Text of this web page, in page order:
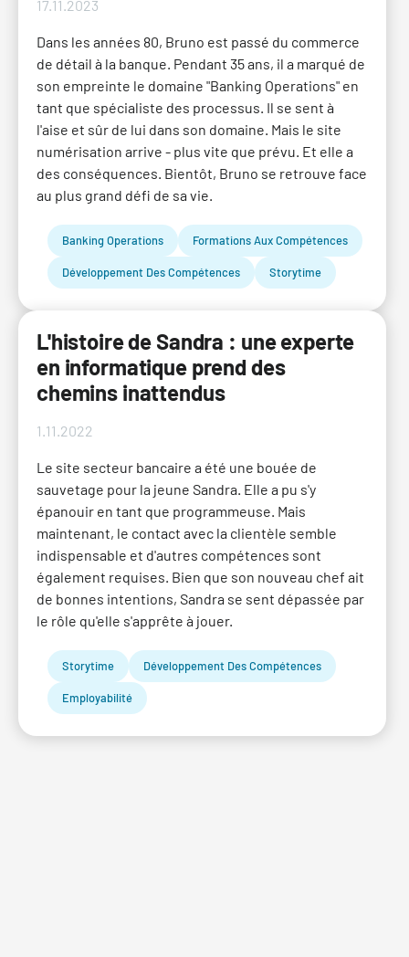
17.11.2023
Dans les années 80, Bruno est passé du commerce
de détail à la banque. Pendant 35 ans, il a marqué de
son empreinte le domaine "Banking Operations" en
tant que spécialiste des processus. Il se sent à
l'aise et sûr de lui dans son domaine. Mais le site
numérisation arrive - plus vite que prévu. Et elle a
des conséquences. Bientôt, Bruno se retrouve face
au plus grand défi de sa vie.
Banking Operations Formations Aux Compétences
Développement Des Compétences Storytime
L'histoire de Sandra : une experte
en informatique prend des
chemins inattendus
1.11.2022
Le site secteur bancaire a été une bouée de
sauvetage pour la jeune Sandra. Elle a pu s'y
épanouir en tant que programmeuse. Mais
maintenant, le contact avec la clientèle semble
indispensable et d'autres compétences sont
également requises. Bien que son nouveau chef ait
de bonnes intentions, Sandra se sent dépassée par
le rôle qu'elle s'apprête à jouer.
Storytime Développement Des Compétences
Employabilité